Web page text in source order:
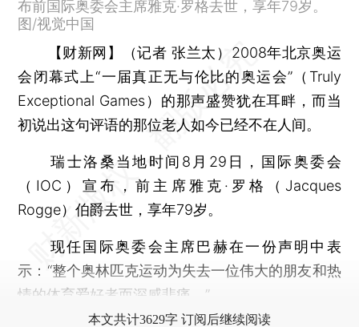
布前国际奥委会主席雅克·罗格去世，享年79岁。
图/视觉中国
【财新网】（记者 张兰太） 2008年北京奥运
会闭幕式上“一届真正无与伦比的奥运会”（Truly
Exceptional Games）的那声盛赞犹在耳畔，而当
初说出这句评语的那位老人如今已经不在人间。
瑞士洛桑当地时间8月29日，国际奥委会
（IOC）宣布，前主席雅克·罗格（Jacques
Rogge）伯爵去世，享年79岁。
现任国际奥委会主席巴赫在一份声明中表
示：“整个奥林匹克运动为失去一位伟大的朋友和热
情的体育爱好者而深感悲痛。”
本文共计3629字 订阅后继续阅读